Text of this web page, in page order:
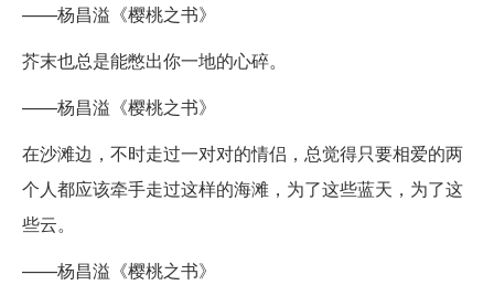
——杨昌溢《樱桃之书》
芥末也总是能憋出你一地的心碎。
——杨昌溢《樱桃之书》
在沙滩边，不时走过一对对的情侣，总觉得只要相爱的两
个人都应该牵手走过这样的海滩，为了这些蓝天，为了这
些云。
——杨昌溢《樱桃之书》